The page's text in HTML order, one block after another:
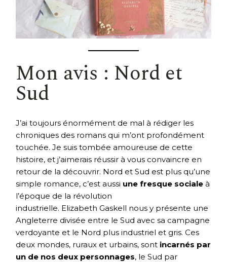
Mon avis : Nord et
Sud
J’ai toujours énormément de mal à rédiger les
chroniques des romans qui m’ont profondément
touchée. Je suis tombée amoureuse de cette
histoire, et j’aimerais réussir à vous convaincre en
retour de la découvrir. Nord et Sud est plus qu’une
simple romance, c’est aussi une fresque sociale à
l’époque de la révolution
industrielle. Elizabeth Gaskell nous y présente une
Angleterre divisée entre le Sud avec sa campagne
verdoyante et le Nord plus industriel et gris. Ces
deux mondes, ruraux et urbains, sont incarnés par
un de nos deux personnages, le Sud par